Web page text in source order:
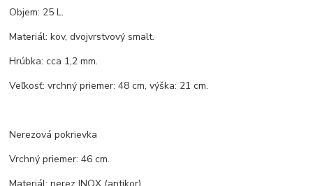
Objem: 25 L.
Materiál: kov, dvojvrstvový smalt.
Hrúbka: cca 1,2 mm.
Veľkosť: vrchný priemer: 48 cm, výška: 21 cm.
Nerezová pokrievka
Vrchný priemer: 46 cm.